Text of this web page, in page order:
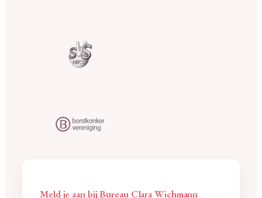
Meld je aan bij Bureau Clara Wichmann